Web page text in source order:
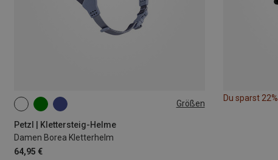
Größen
Petzl | Klettersteig-Helme
Damen Borea Kletterhelm
64,95 €
52-58CM
Du sparst 22%